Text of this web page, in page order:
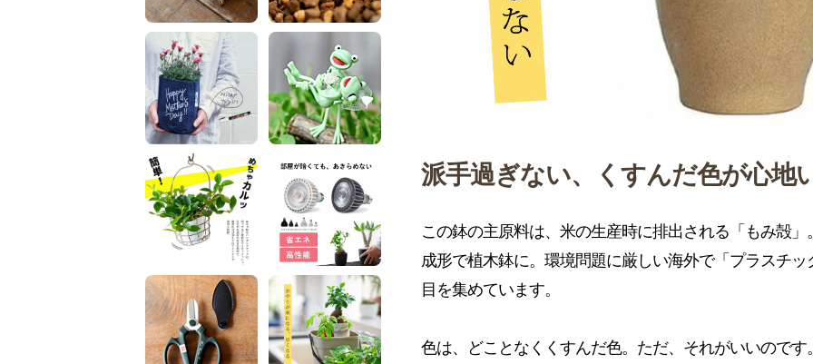
派手過ぎない、くすんだ色が心地
この鉢の主原料は、米の生産時に排出される「もみ殻
成形で植木鉢に。環境問題に厳しい海外で「プラスチ
目を集めています。
色は、どことなくくすんだ色。ただ、それがいいので